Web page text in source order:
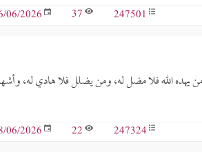
247501
37
06/2026
من يهده الله فلا مضل له، ومن يضلل فلا هادي له،
247324
22
06/2026